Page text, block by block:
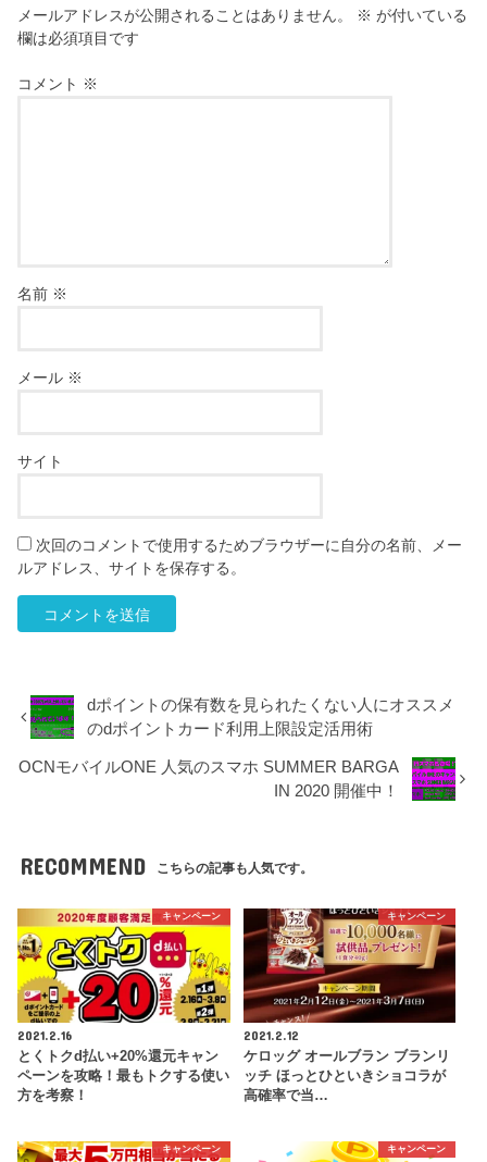
メールアドレスが公開されることはありません。 ※ が付いている
欄は必須項目です
コメント ※
名前 ※
メール ※
サイト
次回のコメントで使用するためブラウザーに自分の名前、メー
ルアドレス、サイトを保存する。
dポイントの保有数を見られたくない人にオススメ
のdポイントカード利用上限設定活用術
OCNモバイルONE 人気のスマホ SUMMER BARGA
IN 2020 開催中！
RECOMMEND こちらの記事も人気です。
キャンペーン
2021.2.16
とくトクd払い+20%還元キャン
ペーンを攻略！最もトクする使い
方を考察！
キャンペーン
2021.2.12
ケロッグ オールブラン ブランリ
ッチ ほっとひといきショコラが
高確率で当…
キャンペーン キャンペーン